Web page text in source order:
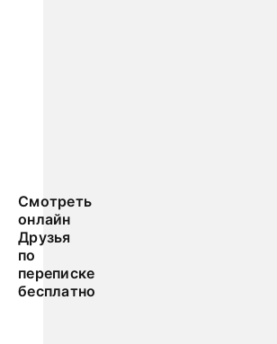
Смотреть
онлайн
Друзья
по
переписке
бесплатно